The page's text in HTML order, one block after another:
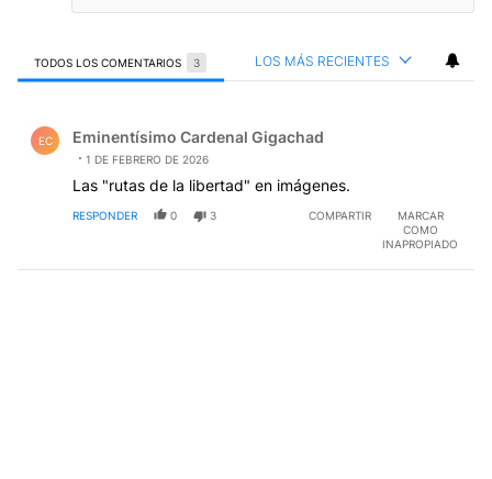
TODOS LOS COMENTARIOS 3 LOS MÁS RECIENTES
EC Eminentísimo Cardenal Gigachad
1 DE FEBRERO DE 2026
Las "rutas de la libertad" en imágenes.
RESPONDER 0 3 COMPARTIR
MARCAR
COMO
INAPROPIADO